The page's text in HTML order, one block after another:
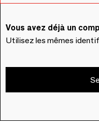
Vous avez déjà un
Utilisez les mêmes